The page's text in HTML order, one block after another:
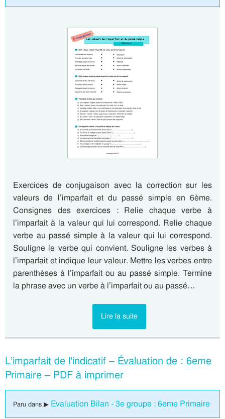
Exercices de conjugaison avec la correction sur les
valeurs de l’imparfait et du passé simple en 6ème.
Consignes des exercices : Relie chaque verbe à
l’imparfait à la valeur qui lui correspond. Relie chaque
verbe au passé simple à la valeur qui lui correspond.
Souligne le verbe qui convient. Souligne les verbes à
l’imparfait et indique leur valeur. Mettre les verbes entre
parenthèses à l’imparfait ou au passé simple. Termine
la phrase avec un verbe à l’imparfait ou au passé…
Lire la suite
L’imparfait de l’indicatif – Évaluation de : 6eme
Primaire – PDF à imprimer
Paru dans ▶ Evaluation Bilan - 3e groupe : 6eme Primaire